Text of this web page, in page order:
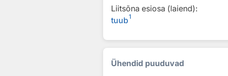
Liitsõna esiosa (laiend):
tuub1
Ühendid puuduvad